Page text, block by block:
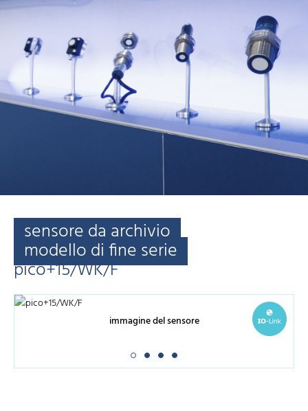
sensore da archivio
modello di fine serie
pico+15/WK/F
immagine del sensore